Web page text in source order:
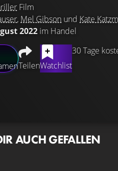
Film
, Mel Gibson und Kate
2022 im Handel
TeilenWatchlist
30 Tage
AUCH GEFALLEN